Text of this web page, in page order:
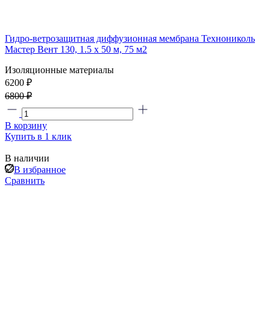
Гидро-ветрозащитная диффузионная мембрана Технониколь
Мастер Вент 130, 1.5 x 50 м, 75 м2
Изоляционные материалы
6200 ₽
6800 ₽
В корзину
Купить в 1 клик
В наличии
В избранное
Сравнить